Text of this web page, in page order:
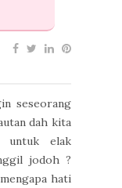
seseorang
dah kita
untuk elak
jodoh ?
hati